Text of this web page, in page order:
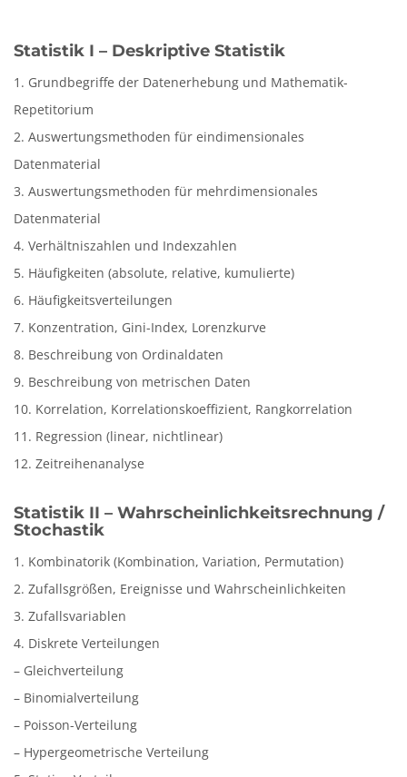
Statistik I – Deskriptive Statistik
1. Grundbegriffe der Datenerhebung und Mathematik-
Repetitorium
2. Auswertungsmethoden für eindimensionales
Datenmaterial
3. Auswertungsmethoden für mehrdimensionales
Datenmaterial
4. Verhältniszahlen und Indexzahlen
5. Häufigkeiten (absolute, relative, kumulierte)
6. Häufigkeitsverteilungen
7. Konzentration, Gini-Index, Lorenzkurve
8. Beschreibung von Ordinaldaten
9. Beschreibung von metrischen Daten
10. Korrelation, Korrelationskoeffizient, Rangkorrelation
11. Regression (linear, nichtlinear)
12. Zeitreihenanalyse
Statistik II – Wahrscheinlichkeitsrechnung /
Stochastik
1. Kombinatorik (Kombination, Variation, Permutation)
2. Zufallsgrößen, Ereignisse und Wahrscheinlichkeiten
3. Zufallsvariablen
4. Diskrete Verteilungen
– Gleichverteilung
– Binomialverteilung
– Poisson-Verteilung
– Hypergeometrische Verteilung